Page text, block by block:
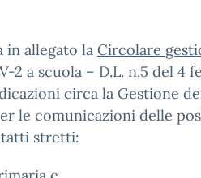
in allegato la Circolare
2 a scuola – D.L. n.5 del 4
circa la Gestione
le comunicazioni delle
stretti: